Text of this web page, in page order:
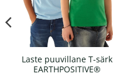
Laste puuvillane T-särk
EARTHPOSITIVE®